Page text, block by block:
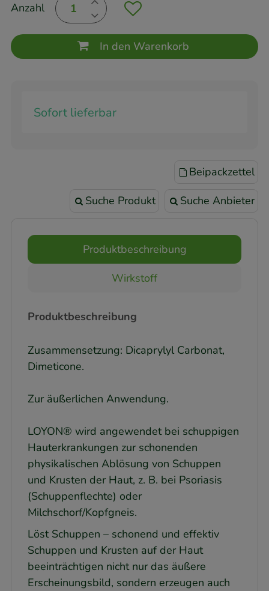
Anzahl
In den Warenkorb
Sofort lieferbar
Beipackzettel
Suche Produkt Suche Anbieter
Produktbeschreibung
Wirkstoff
Produktbeschreibung
Zusammensetzung: Dicaprylyl Carbonat,
Dimeticone.
Zur äußerlichen Anwendung.
LOYON® wird angewendet bei schuppigen
Hauterkrankungen zur schonenden
physikalischen Ablösung von Schuppen
und Krusten der Haut, z. B. bei Psoriasis
(Schuppenflechte) oder
Milchschorf/Kopfgneis.
Löst Schuppen – schonend und effektiv
Schuppen und Krusten auf der Haut
beeinträchtigen nicht nur das äußere
Erscheinungsbild, sondern erzeugen auch